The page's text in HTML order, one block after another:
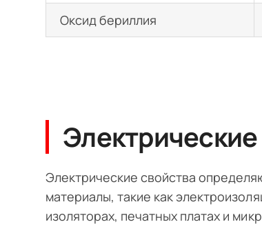
Оксид бериллия
Электрические свойства
материалы, такие как
изоляторах, печатных платах и